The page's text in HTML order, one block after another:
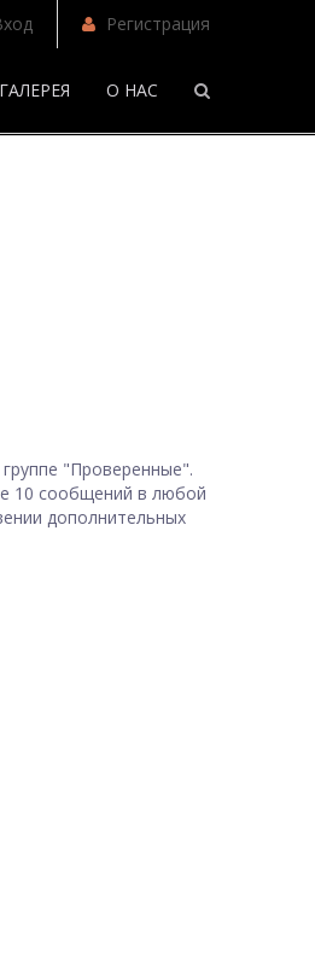
Регистрация
О НАС
"Проверенные".
10 сообщений в любой
дополнительных